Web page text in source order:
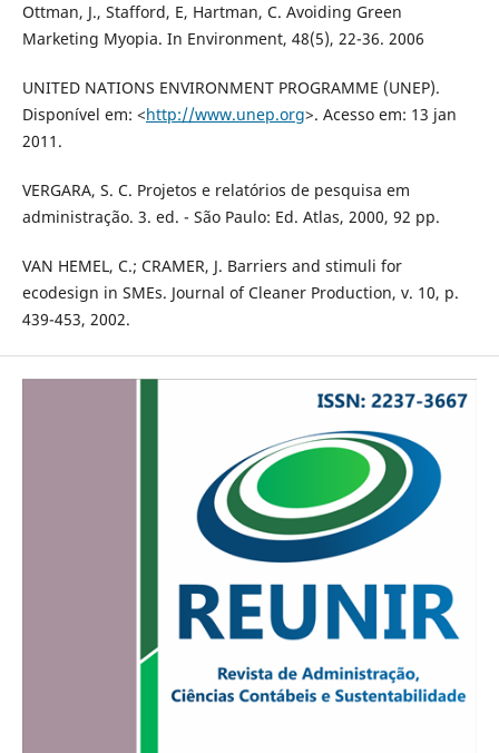
Ottman, J., Stafford, E, Hartman, C. Avoiding Green
Marketing Myopia. In Environment, 48(5), 22-36. 2006
UNITED NATIONS ENVIRONMENT PROGRAMME (UNEP).
Disponível em: <http://www.unep.org>. Acesso em: 13 jan
2011.
VERGARA, S. C. Projetos e relatórios de pesquisa em
administração. 3. ed. - São Paulo: Ed. Atlas, 2000, 92 pp.
VAN HEMEL, C.; CRAMER, J. Barriers and stimuli for
ecodesign in SMEs. Journal of Cleaner Production, v. 10, p.
439-453, 2002.